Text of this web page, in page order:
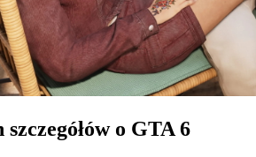
o GTA 6